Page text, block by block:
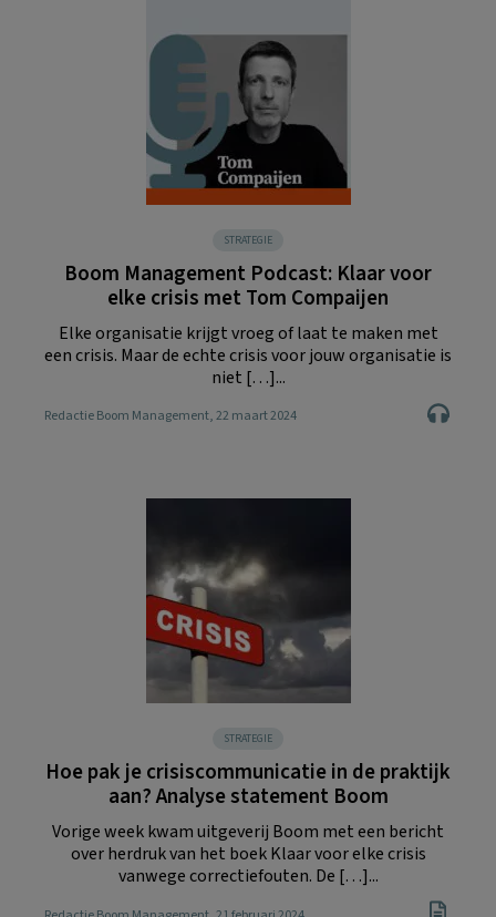
STRATEGIE
Boom Management Podcast: Klaar voor
elke crisis met Tom Compaijen
Elke organisatie krijgt vroeg of laat te maken met
een crisis. Maar de echte crisis voor jouw organisatie is
niet […]...
Redactie Boom Management, 22 maart 2024
STRATEGIE
Hoe pak je crisiscommunicatie in de praktijk
aan? Analyse statement Boom
Vorige week kwam uitgeverij Boom met een bericht
over herdruk van het boek Klaar voor elke crisis
vanwege correctiefouten. De […]...